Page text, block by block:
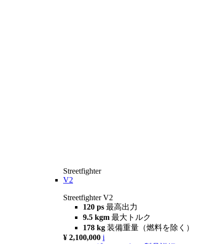
Streetfighter
V2
Streetfighter V2
120 ps 最高出力
9.5 kgm 最大トルク
178 kg 装備重量（燃料を除く）
¥ 2,100,000 i